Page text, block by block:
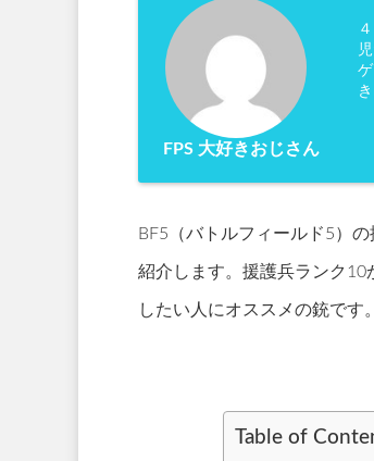
FPS 大好きおじさん
BF5（バトルフィールド5）
紹介します。援護兵ランク
したい人にオススメの銃です
Table of